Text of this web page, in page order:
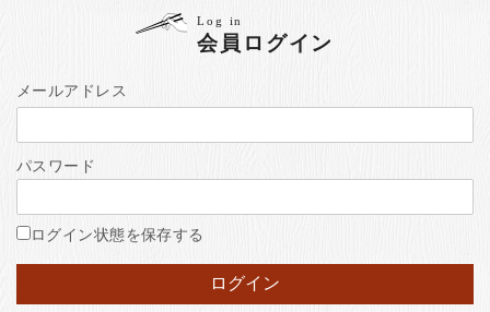
（贈答用・自宅用）
銀座夏野・箸長
ご利用ガイド
お客様の声
Log in
会員ログイン
メールアドレス
パスワード
ログイン状態を保存する